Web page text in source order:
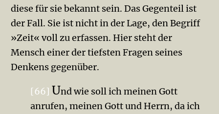
diese für sie bekannt sein. Das Gegenteil ist
der Fall. Sie ist nicht in der Lage, den Begriff
»Zeit« voll zu erfassen. Hier steht der
Mensch einer der tiefsten Fragen seines
Denkens gegenüber.
[66] Und wie soll ich meinen Gott
anrufen, meinen Gott und Herrn, da ich